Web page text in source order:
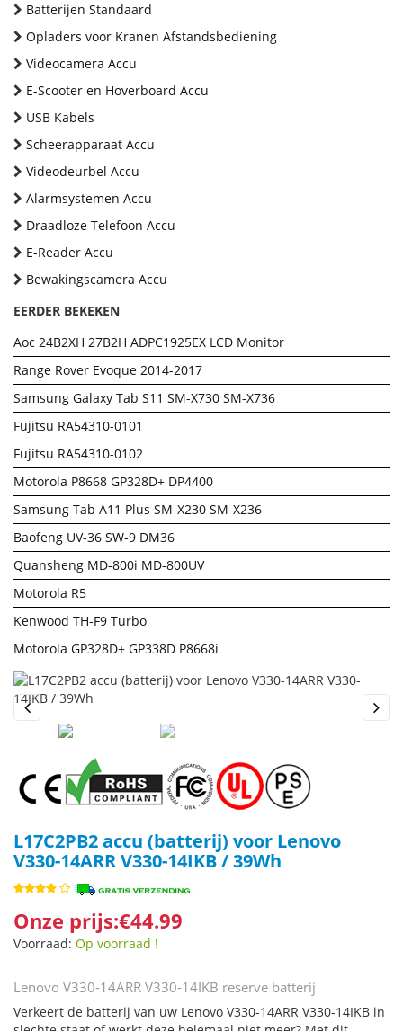
Batterijen Standaard
Opladers voor Kranen Afstandsbediening
Videocamera Accu
E-Scooter en Hoverboard Accu
USB Kabels
Scheerapparaat Accu
Videodeurbel Accu
Alarmsystemen Accu
Draadloze Telefoon Accu
E-Reader Accu
Bewakingscamera Accu
EERDER BEKEKEN
Aoc 24B2XH 27B2H ADPC1925EX LCD Monitor
Range Rover Evoque 2014-2017
Samsung Galaxy Tab S11 SM-X730 SM-X736
Fujitsu RA54310-0101
Fujitsu RA54310-0102
Motorola P8668 GP328D+ DP4400
Samsung Tab A11 Plus SM-X230 SM-X236
Baofeng UV-36 SW-9 DM36
Quansheng MD-800i MD-800UV
Motorola R5
Kenwood TH-F9 Turbo
Motorola GP328D+ GP338D P8668i
Previous
L17C2PB2 accu (batterij) voor Lenovo
V330-14ARR V330-14IKB / 39Wh
Onze prijs:€44.99
Voorraad: Op voorraad !
Lenovo V330-14ARR V330-14IKB reserve batterij
Verkeert de batterij van uw Lenovo V330-14ARR V330-14IKB in